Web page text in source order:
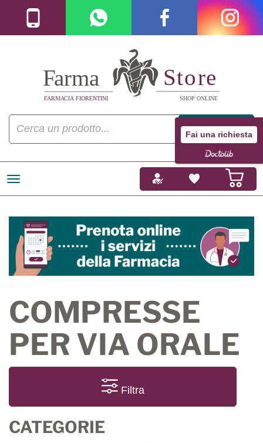
Fai una richiesta
COMPRESSE
PER VIA ORALE
Filtra
CATEGORIE